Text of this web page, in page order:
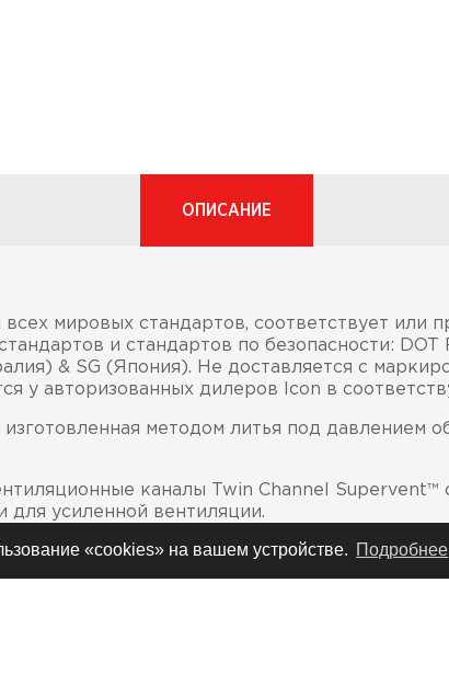
«cookies» на вашем устройстве. Подробнее
ОПИСАНИЕ
мировых стандартов, соответствует или
и стандартов по безопасности:
& SG (Япония). Не доставляется с
у авторизованных дилеров Icon в
методом литья под давлением
каналы Twin Channel
для усиленной вентиляции.
Icon Optics™ с системой фиксации